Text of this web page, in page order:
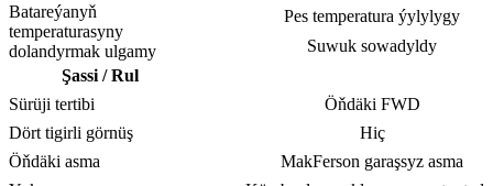
Batareýanyň
temperaturasyny
dolandyrmak ulgamy
Pes temperatura ýylylygy
Suwuk sowadyldy
Şassi / Rul
Sürüji tertibi
Öňdäki FWD
Dört tigirli görnüş
Hiç
Öňdäki asma
MakFerson garaşsyz asma